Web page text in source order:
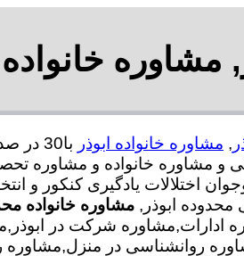
, مشاوره خانواده ابوذر
مشاوره خانواده و مشاوره
اختلالات یادگیری کنکور و
ابوذر, مشاوره خانواده
شرکت در
روانشناسی در